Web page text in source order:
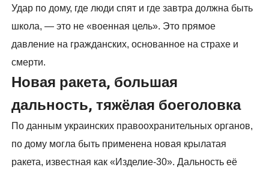
Удар по дому, где люди спят и где завтра должна быть
школа, — это не «военная цель». Это прямое
давление на гражданских, основанное на страхе и
смерти.
Новая ракета, большая
дальность, тяжёлая боеголовка
По данным украинских правоохранительных органов,
по дому могла быть применена новая крылатая
ракета, известная как «Изделие-30». Дальность её